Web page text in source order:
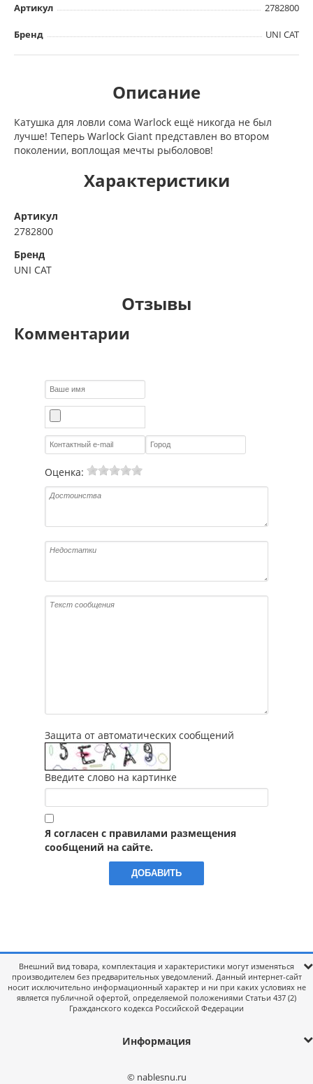
Артикул 2782800
Бренд UNI CAT
Описание
Катушка для ловли сома Warlock ещё никогда не был
лучше! Теперь Warlock Giant представлен во втором
поколении, воплощая мечты рыболовов!
Характеристики
Артикул
2782800
Бренд
UNI CAT
Отзывы
Комментарии
Оценка:
Защита от автоматических сообщений
Введите слово на картинке
Я согласен с правилами размещения
сообщений на сайте.
Внешний вид товара, комплектация и характеристики могут изменяться
производителем без предварительных уведомлений. Данный интернет-сайт
носит исключительно информационный характер и ни при каких условиях не
является публичной офертой, определяемой положениями Статьи 437 (2)
Гражданского кодекса Российской Федерации
Информация
© nablesnu.ru